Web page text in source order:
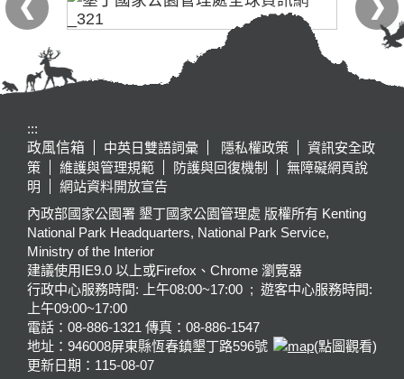
:::
政風信箱
中英日雙語詞彙 隱私權政策
資訊安全政
策
維護與管理規範 防護與回復機制
無障礙網頁說
明
網站資料開放宣告
內政部國家公園署 墾丁國家公園管理處 版權所有 Kenting
National Park Headquarters, National Park Service,
Ministry of the Interior
建議使用IE9.0 以上或Firefox、Chrome 瀏覽器
行政中心服務時間: 上午08:00~17:00 ; 遊客中心服務時間:
上午09:00~17:00
電話：08-886-1321 傳真：08-886-1547
地址：946008屏東縣恆春鎮墾丁路596號
(點圖觀看)
更新日期： 115-08-07